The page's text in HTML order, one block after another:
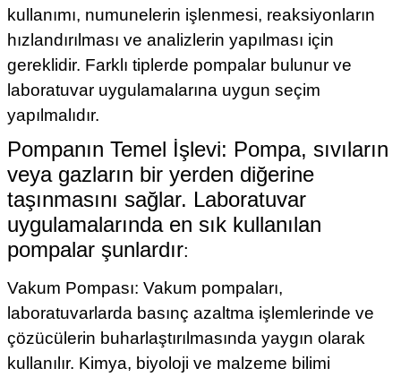
kullanımı, numunelerin işlenmesi, reaksiyonların
hızlandırılması ve analizlerin yapılması için
gereklidir. Farklı tiplerde pompalar bulunur ve
laboratuvar uygulamalarına uygun seçim
yapılmalıdır.
Pompanın Temel İşlevi: Pompa, sıvıların
veya gazların bir yerden diğerine
taşınmasını sağlar. Laboratuvar
uygulamalarında en sık kullanılan
pompalar şunlardır:
Vakum Pompası: Vakum pompaları,
laboratuvarlarda basınç azaltma işlemlerinde ve
çözücülerin buharlaştırılmasında yaygın olarak
kullanılır. Kimya, biyoloji ve malzeme bilimi